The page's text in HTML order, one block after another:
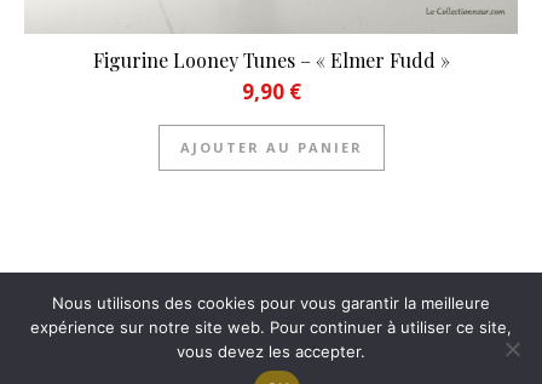
Figurine Looney Tunes – « Elmer Fudd »
9,90 €
AJOUTER AU PANIER
(c) 2022 Le-Collectionneur.com
| Informations légales | C.G.U |
Politique de confidentialité |
Nous utilisons des cookies pour vous garantir la meilleure
expérience sur notre site web. Pour continuer à utiliser ce site,
vous devez les accepter.